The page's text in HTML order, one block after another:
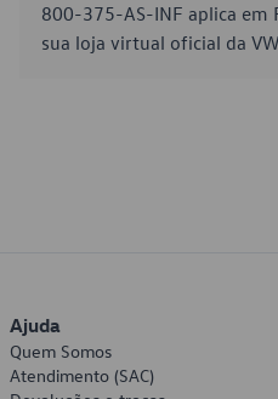
800-375-AS-INF aplica em
sua loja virtual oficial da
Ajuda
Quem Somos
Atendimento (SAC)